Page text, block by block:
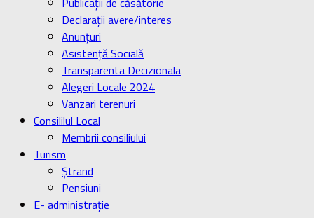
Declaraţii avere/interes
Anunţuri
Asistenţă Socială
Transparenta Decizionala
Alegeri Locale 2024
Vanzari terenuri
Consililul Local
Membrii consiliului
Turism
Ştrand
Pensiuni
E- administrație